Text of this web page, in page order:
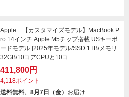
Apple 【カスタマイズモデル】MacBook P
ro 14インチ Apple M5チップ搭載 USキーボ
ードモデル [2025年モデル/SSD 1TB/メモリ
32GB/10コアCPUと10コ...
411,800円
4,118ポイント
送料無料、8月7日（金） お届け